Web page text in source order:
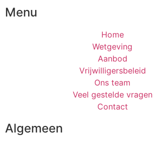
Menu
Home
Wetgeving
Aanbod
Vrijwilligersbeleid
Ons team
Veel gestelde vragen
Contact
Algemeen